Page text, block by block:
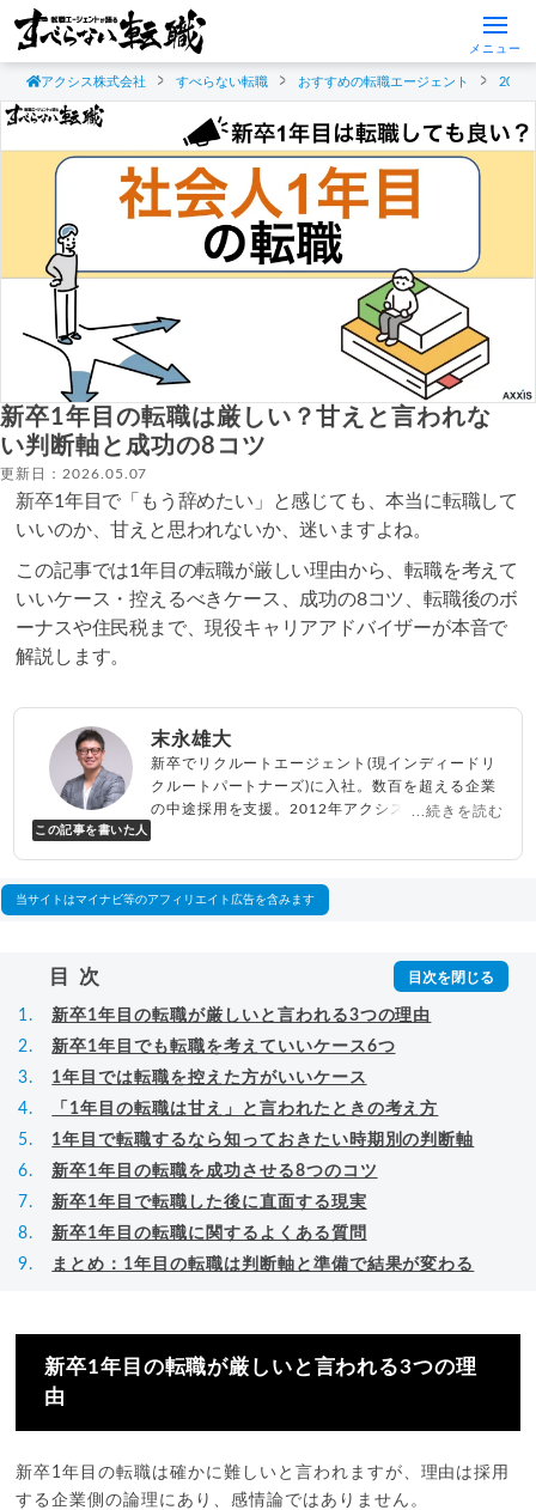
メニュー
アクシス株式会社 すべらない転職 おすすめの転職エージェント 20代
新卒1年目の転職は厳しい？甘えと言われな
い判断軸と成功の8コツ
更新日：2026.05.07
新卒1年目で「もう辞めたい」と感じても、本当に転職して
いいのか、甘えと思われないか、迷いますよね。
この記事では1年目の転職が厳しい理由から、転職を考えて
いいケース・控えるべきケース、成功の8コツ、転職後のボ
ーナスや住民税まで、現役キャリアアドバイザーが本音で
解説します。
この記事を書いた人
末永雄大
新卒でリクルートエージェント(現インディードリ
クルートパートナーズ)に入社。数百を超える企業
の中途採用を支援。2012年アクシス(株)設立、代
べらない転職エージェント
...続きを読む
当サイトはマイナビ等のアフィリエイト広告を含みます
目次
新卒1年目の転職が厳しいと言われる3つの理由
新卒1年目でも転職を考えていいケース6つ
1年目では転職を控えた方がいいケース
「1年目の転職は甘え」と言われたときの考え方
1年目で転職するなら知っておきたい時期別の判断軸
新卒1年目の転職を成功させる8つのコツ
新卒1年目で転職した後に直面する現実
新卒1年目の転職に関するよくある質問
まとめ：1年目の転職は判断軸と準備で結果が変わる
新卒1年目の転職が厳しいと言われる3つの理
由
新卒1年目の転職は確かに難しいと言われますが、理由は採用
する企業側の論理にあり、感情論ではありません。